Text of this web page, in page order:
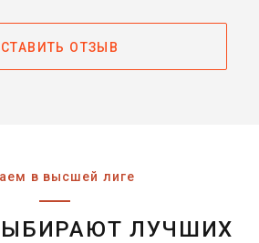
ОТЗЫВ
в высшей лиге
ЛУЧШИХ